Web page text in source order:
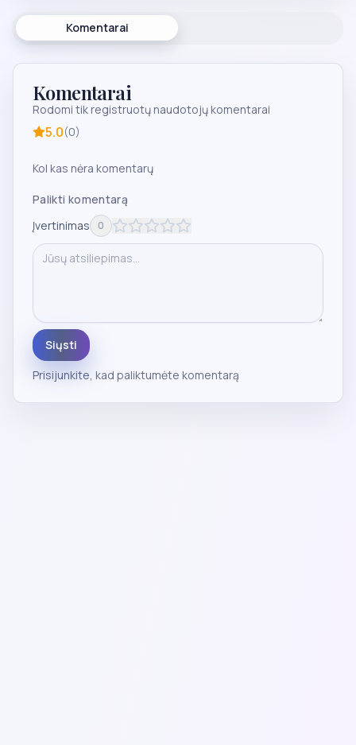
Komentarai
Komentarai
Rodomi tik registruotų naudotojų komentarai
5.0(0)
Kol kas nėra komentarų
Palikti komentarą
Įvertinimas
0
Siųsti
Prisijunkite, kad paliktumėte komentarą